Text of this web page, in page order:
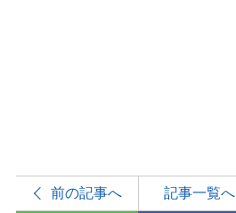
前の記事へ 記事一覧へ